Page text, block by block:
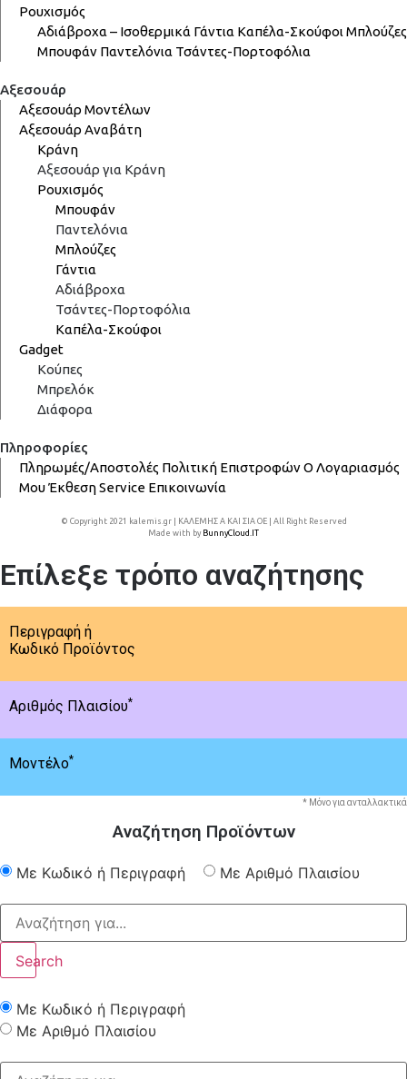
Ρουχισμός
Αδιάβροχα – Ισοθερμικά Γάντια Καπέλα-Σκούφοι Μπλούζες
Μπουφάν Παντελόνια Τσάντες-Πορτοφόλια
Αξεσουάρ
Αξεσουάρ Μοντέλων
Αξεσουάρ Αναβάτη
Κράνη
Αξεσουάρ για Κράνη
Ρουχισμός
Μπουφάν
Παντελόνια
Μπλούζες
Γάντια
Αδιάβροχα
Τσάντες-Πορτοφόλια
Καπέλα-Σκούφοι
Gadget
Κούπες
Μπρελόκ
Διάφορα
Πληροφορίες
Πληρωμές/Αποστολές Πολιτική ΕπιστροφώνΟ Λογαριασμός
ΜουΈκθεσηService Επικοινωνία
© Copyright 2021 kalemis.gr | ΚΑΛΕΜΗΣ Α ΚΑΙ ΣΙΑ ΟΕ | All Right Reserved
Made with by BunnyCloud.IT
Επίλεξε τρόπο αναζήτησης
Περιγραφή ή
Κωδικό Προϊόντος
Αριθμός Πλαισίου*
Μοντέλο*
* Μόνο για ανταλλακτικά
Αναζήτηση Προϊόντων
Με Κωδικό ή Περιγραφή Με Αριθμό Πλαισίου
Search
Με Κωδικό ή Περιγραφή
Με Αριθμό Πλαισίου